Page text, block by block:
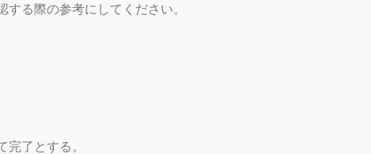
する際の参考にしてください。
了とする。